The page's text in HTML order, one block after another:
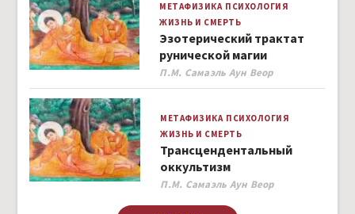
МЕТАФИЗИКА ПСИХОЛОГИЯ
ЖИЗНЬ И СМЕРТЬ
Эзотерический трактат
рунической магии
Author
П.М. Самаэль Аун Веор
МЕТАФИЗИКА ПСИХОЛОГИЯ
ЖИЗНЬ И СМЕРТЬ
Трансцендентальный
оккультизм
Author
П.М. Самаэль Аун Веор